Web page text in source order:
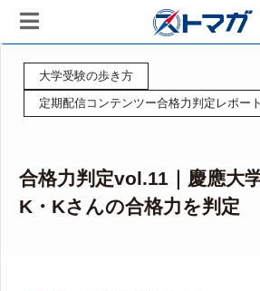
大学受験の歩き方
定期配信コンテンツー合格力判定レポー
合格力判定vol.11｜慶應大
K・Kさんの合格力を判定